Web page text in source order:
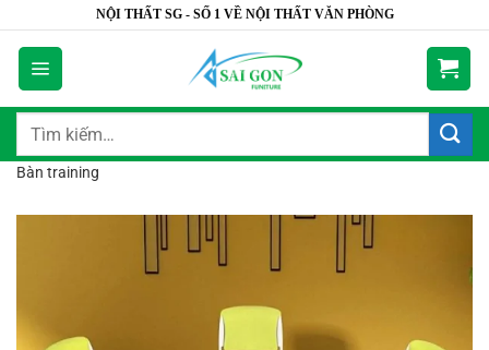
dung
NỘI THẤT SG - SỐ 1 VỀ NỘI THẤT VĂN PHÒNG
Tìm
Bàn training